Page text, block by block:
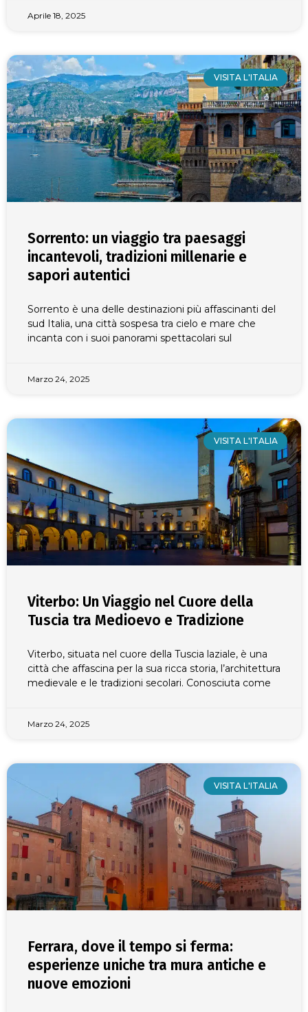
Aprile 18, 2025
VISITA L'ITALIA
Sorrento: un viaggio tra paesaggi
incantevoli, tradizioni millenarie e
sapori autentici
Sorrento è una delle destinazioni più affascinanti del
sud Italia, una città sospesa tra cielo e mare che
incanta con i suoi panorami spettacolari sul
Marzo 24, 2025
VISITA L'ITALIA
Viterbo: Un Viaggio nel Cuore della
Tuscia tra Medioevo e Tradizione
Viterbo, situata nel cuore della Tuscia laziale, è una
città che affascina per la sua ricca storia, l’architettura
medievale e le tradizioni secolari. Conosciuta come
Marzo 24, 2025
VISITA L'ITALIA
Ferrara, dove il tempo si ferma:
esperienze uniche tra mura antiche e
nuove emozioni